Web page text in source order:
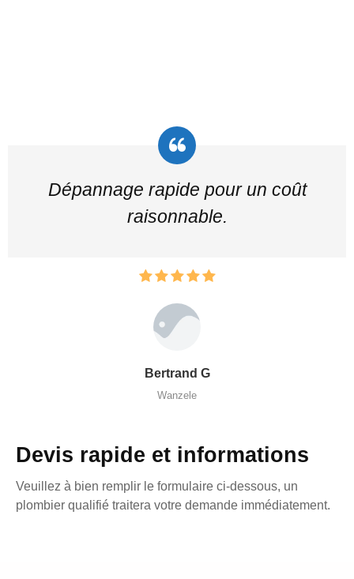
Dépannage rapide pour un coût
raisonnable.
Bertrand G
Wanzele
Devis rapide et informations
Veuillez à bien remplir le formulaire ci-dessous, un
plombier qualifié traitera votre demande immédiatement.